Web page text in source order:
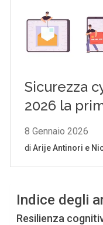
Indice degli
Resilienza